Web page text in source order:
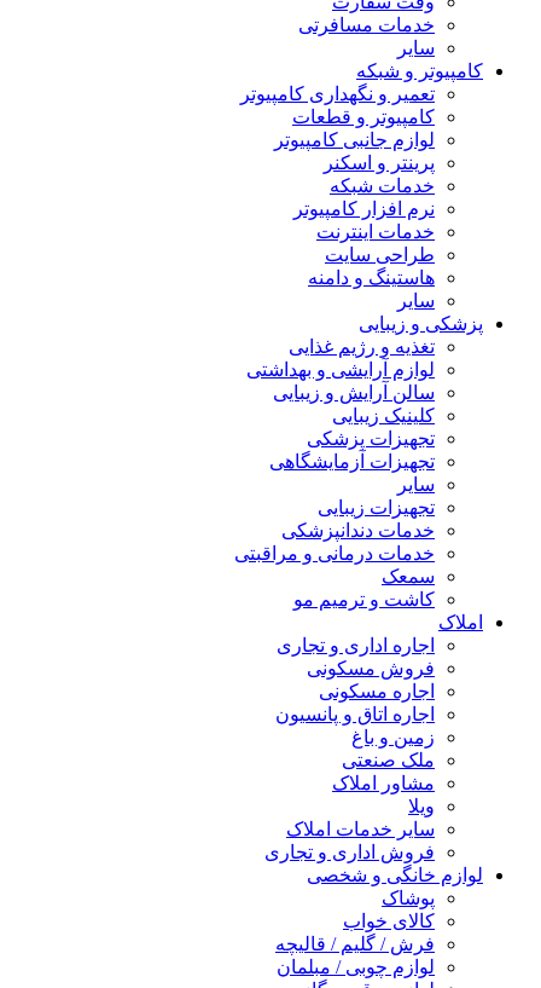
خدمات مسافرتی
سایر
کامپیوتر و شبکه
تعمیر و نگهداری کامپیوتر
کامپیوتر و قطعات
لوازم جانبی کامپیوتر
پرینتر و اسکنر
خدمات شبکه
نرم افزار کامپیوتر
خدمات اینترنت
طراحی سایت
هاستینگ و دامنه
سایر
پزشکی و زیبایی
تغذیه و رژیم غذایی
لوازم آرایشی و بهداشتی
سالن آرایش و زیبایی
کلینیک زیبایی
تجهیزات پزشکی
تجهیزات آزمایشگاهی
سایر
تجهیزات زیبایی
خدمات دندانپزشکی
خدمات درمانی و مراقبتی
سمعک
کاشت و ترمیم مو
املاک
اجاره اداری و تجاری
فروش مسکونی
اجاره مسکونی
اجاره اتاق و پانسیون
زمین و باغ
ملک صنعتی
مشاور املاک
ویلا
سایر خدمات املاک
فروش اداری و تجاری
لوازم خانگی و شخصی
پوشاک
کالای خواب
فرش / گلیم / قالیچه
لوازم چوبی / مبلمان